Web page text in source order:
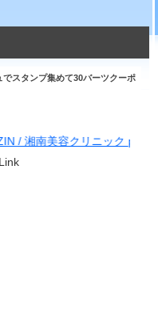
スタンプ集めて30バーツクーポ
リニック presents RIZIN.38